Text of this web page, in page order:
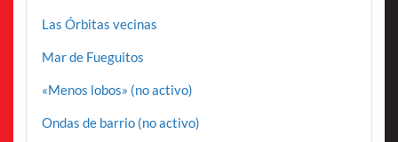
Las Órbitas vecinas
Mar de Fueguitos
«Menos lobos» (no activo)
Ondas de barrio (no activo)